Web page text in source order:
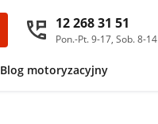
12 268 31 51
Pon.-Pt. 9-17, Sob. 8-14
Blog motoryzacyjny